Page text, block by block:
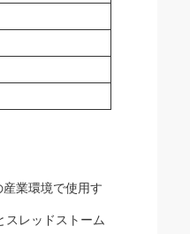
業環境で使用す
スレッドストーム